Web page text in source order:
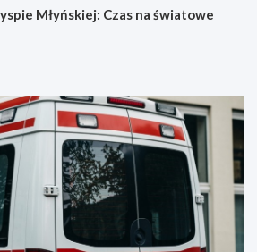
Młyńskiej: Czas na światowe